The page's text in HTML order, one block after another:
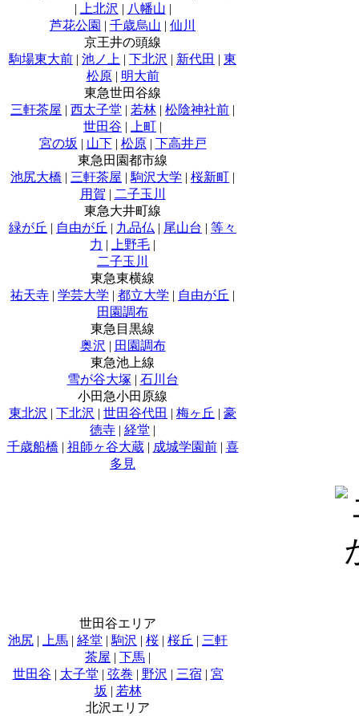
|
上北沢 | 八幡山 |
芦花公園 | 千歳烏山 | 仙川
京王井の頭線
駒場東大前 | 池ノ上 | 下北沢 | 新代田 | 東
松原| 明大前
東急世田谷線
三軒茶屋 | 西太子堂 | 若林 | 松陰神社前 |
世田谷 | 上町 |
宮の坂 | 山下| 松原| 下高井戸
東急田園都市線
池尻大橋 | 三軒茶屋 | 駒沢大学 | 桜新町 |
用賀 | 二子玉川
東急大井町線
緑が丘 | 自由が丘 | 九品仏 | 尾山台 | 等々
力 | 上野毛 |
二子玉川
東急東横線
祐天寺 | 学芸大学 | 都立大学 | 自由が丘 |
田園調布
東急目黒線
奥沢 | 田園調布
東急池上線
雪が谷大塚 | 石川台
小田急小田原線
東北沢 | 下北沢 | 世田谷代田 | 梅ヶ丘 | 豪
徳寺 | 経堂 |
千歳船橋 | 祖師ヶ谷大蔵| 成城学園前| 喜
多見
世田谷エリア
池尻 | 上馬 | 経堂 | 駒沢 | 桜 | 桜丘 | 三軒
茶屋 | 下馬 |
世田谷 | 太子堂 | 弦巻 | 野沢 | 三宿 | 宮
坂 | 若林
北沢エリア